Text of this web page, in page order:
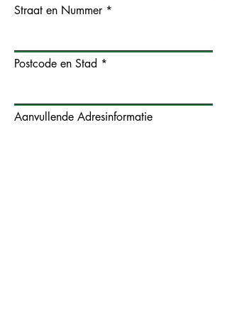
Straat en Nummer
Postcode en Stad
Aanvullende Adresinformatie